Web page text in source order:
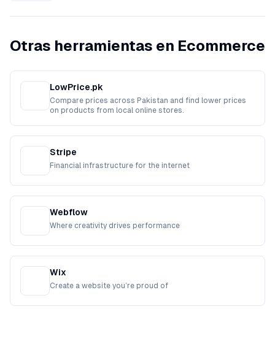
Otras herramientas en Ecommerce
LowPrice.pk
Compare prices across Pakistan and find lower prices
on products from local online stores.
Stripe
Financial infrastructure for the internet
Webflow
Where creativity drives performance
Wix
Create a website you’re proud of